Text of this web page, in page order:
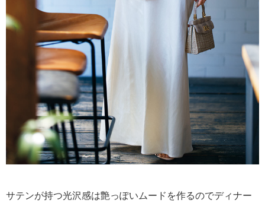
サテンが持つ光沢感は艶っぽいムードを作るのでディナー